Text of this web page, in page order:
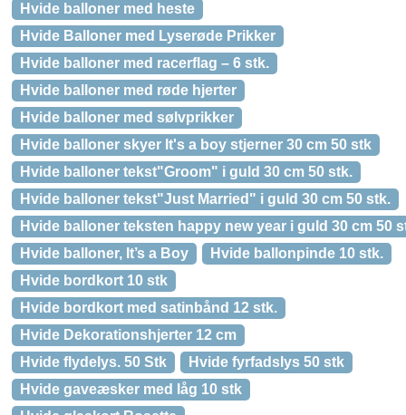
Hvide balloner med heste
Hvide Balloner med Lyserøde Prikker
Hvide balloner med racerflag – 6 stk.
Hvide balloner med røde hjerter
Hvide balloner med sølvprikker
Hvide balloner skyer It's a boy stjerner 30 cm 50 stk
Hvide balloner tekst"Groom" i guld 30 cm 50 stk.
Hvide balloner tekst"Just Married" i guld 30 cm 50 stk.
Hvide balloner teksten happy new year i guld 30 cm 50
Hvide balloner, It’s a Boy
Hvide ballonpinde 10 stk.
Hvide bordkort 10 stk
Hvide bordkort med satinbånd 12 stk.
Hvide Dekorationshjerter 12 cm
Hvide flydelys. 50 Stk
Hvide fyrfadslys 50 stk
Hvide gaveæsker med låg 10 stk